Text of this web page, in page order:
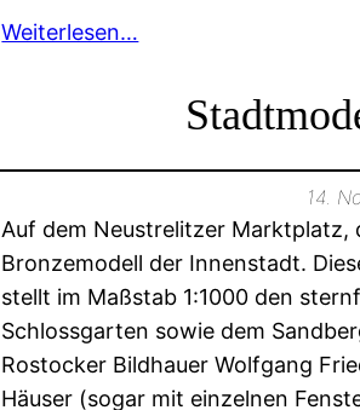
Weiterlesen…
14.
Auf dem Neustrelitzer
Bronzemodell der Innenstadt.
stellt im Maßstab 1:1000 den
Schlossgarten sowie dem
Rostocker Bildhauer Wolfgang
Häuser (sogar mit einzelnen